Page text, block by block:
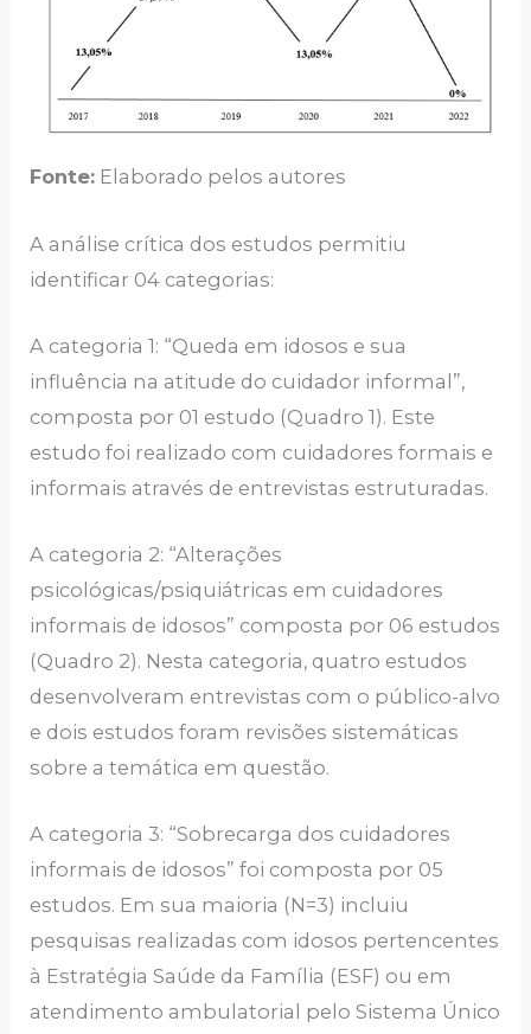
Fonte: Elaborado pelos autores
A análise crítica dos estudos permitiu
identificar 04 categorias:
A categoria 1: “Queda em idosos e sua
influência na atitude do cuidador informal”,
composta por 01 estudo (Quadro 1). Este
estudo foi realizado com cuidadores formais e
informais através de entrevistas estruturadas.
A categoria 2: “Alterações
psicológicas/psiquiátricas em cuidadores
informais de idosos” composta por 06 estudos
(Quadro 2). Nesta categoria, quatro estudos
desenvolveram entrevistas com o público-alvo
e dois estudos foram revisões sistemáticas
sobre a temática em questão.
A categoria 3: “Sobrecarga dos cuidadores
informais de idosos” foi composta por 05
estudos. Em sua maioria (N=3) incluiu
pesquisas realizadas com idosos pertencentes
à Estratégia Saúde da Família (ESF) ou em
atendimento ambulatorial pelo Sistema Único